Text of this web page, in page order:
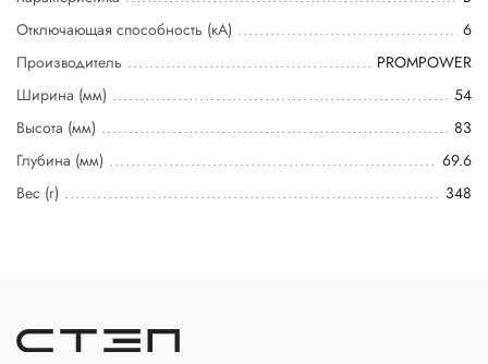
Отключающая способность (кА)
6
Производитель
PROMPOWER
Ширина (мм)
54
Высота (мм)
83
Глубина (мм)
69.6
Вес (г)
348